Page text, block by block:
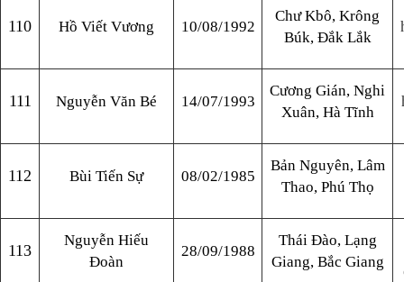
110 Hồ Viết Vương 10/08/1992
Chư Kbô, Krông
Búk, Đắk Lắk
111 Nguyễn Văn Bé 14/07/1993
Cương Gián, Nghi
Xuân, Hà Tĩnh
112 Bùi Tiến Sự 08/02/1985
Bản Nguyên, Lâm
Thao, Phú Thọ
113
Nguyễn Hiếu
Đoàn
28/09/1988
Thái Đào, Lạng
Giang, Bắc Giang